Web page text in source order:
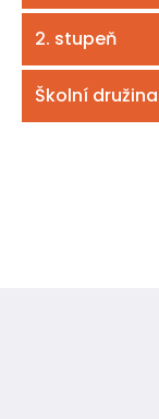
2. stupeň
Školní družina